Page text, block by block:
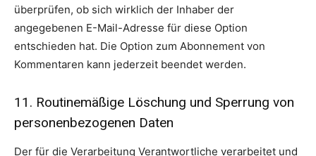
überprüfen, ob sich wirklich der Inhaber der
angegebenen E-Mail-Adresse für diese Option
entschieden hat. Die Option zum Abonnement von
Kommentaren kann jederzeit beendet werden.
11. Routinemäßige Löschung und Sperrung von
personenbezogenen Daten
Der für die Verarbeitung Verantwortliche verarbeitet und